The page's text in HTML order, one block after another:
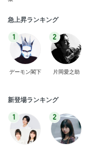
急上昇ランキング
1
デーモン閣下
2
片岡愛之助
新登場ランキング
1 2